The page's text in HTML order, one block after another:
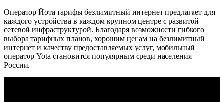
Оператор Йота тарифы безлимитный интернет предлагает для
каждого устройства в каждом крупном центре с развитой
сетевой инфраструктурой. Благодаря возможности гибкого
выбора тарифных планов, хорошим ценам на безлимитный
интернет и качеству предоставляемых услуг, мобильный
оператор Yota становится популярным среди населения
России.